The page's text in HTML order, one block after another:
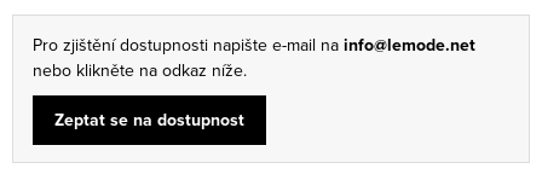
Pro zjištění dostupnosti napište e-mail na info@lemode.net
nebo klikněte na odkaz níže.
Zeptat se na dostupnost